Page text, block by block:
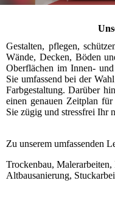
Gestalten, pflegen,
Wände, Decken, Böden
Oberflächen im Innen-
Sie umfassend bei der
Farbgestaltung. Darüber
einen genauen Zeitplan
Sie zügig und stressfrei Ihr
Zu unserem umfassenden
Trockenbau, Malerarbeiten,
Altbausanierung,